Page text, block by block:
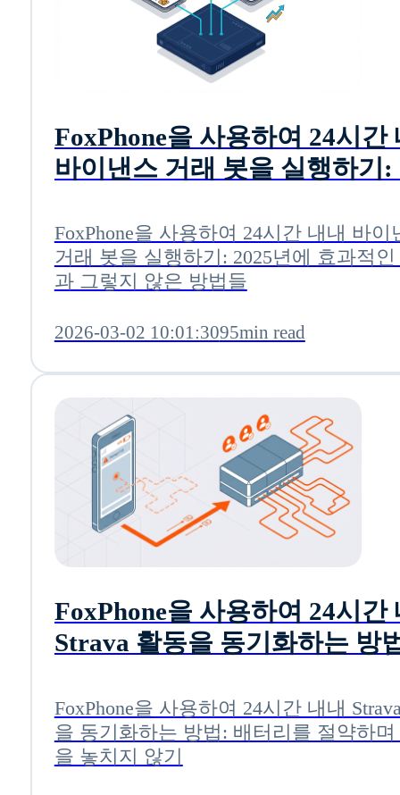
FoxPhone을 사용하여 24시간
바이낸스 거래 봇을 실행하기:
방법들
FoxPhone을 사용하여 24시간 내내 바이
거래 봇을 실행하기: 2025년에 효과적
과 그렇지 않은 방법들
2026-03-02 10:01:3095min read
FoxPhone을 사용하여 24시간
Strava 활동을 동기화하는 방
기
FoxPhone을 사용하여 24시간 내내
을 동기화하는 방법: 배터리를 절약하
을 놓치지 않기